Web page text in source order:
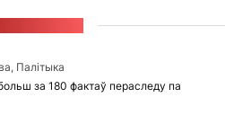
Палітыка
за 180 фактаў пераследу па